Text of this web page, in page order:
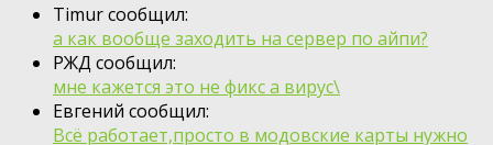
Timur сообщил:
а как вообще заходить на сервер по айпи?
РЖД сообщил:
мне кажется это не фикс а вирус\
Евгений сообщил:
Всё работает,просто в модовские карты нужно